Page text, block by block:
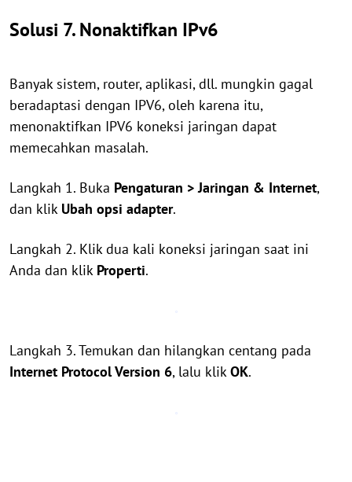
Solusi 7. Nonaktifkan IPv6
Banyak sistem, router, aplikasi, dll. mungkin gagal
beradaptasi dengan IPV6, oleh karena itu,
menonaktifkan IPV6 koneksi jaringan dapat
memecahkan masalah.
Langkah 1. Buka Pengaturan > Jaringan & Internet,
dan klik Ubah opsi adapter.
Langkah 2. Klik dua kali koneksi jaringan saat ini
Anda dan klik Properti.
Langkah 3. Temukan dan hilangkan centang pada
Internet Protocol Version 6, lalu klikOK.